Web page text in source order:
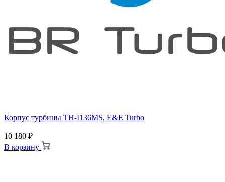
Корпус турбины TH-I136MS, E&E Turbo
10 180 ₽
В корзину